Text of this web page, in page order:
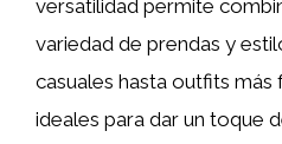
versatilidad permite
variedad de prendas y
casuales hasta outfits más
ideales para dar un toque